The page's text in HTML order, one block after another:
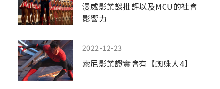
漫威影業談批評以及MCU的社會
影響力
2022-12-23
索尼影業證實會有【蜘蛛人4】